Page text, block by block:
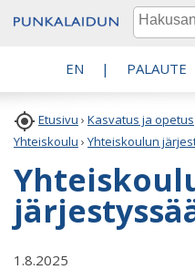
EN | PALAUTE
 Etusivu › Kasvatus ja opetus
Yhteiskoulu › Yhteiskoulun
1.8.2025